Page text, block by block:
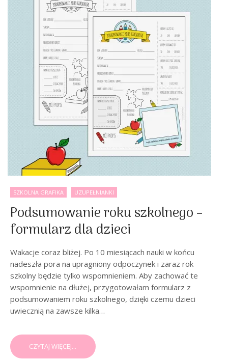
SZKOLNA GRAFIKA UZUPEŁNIANKI
Podsumowanie roku szkolnego –
formularz dla dzieci
Wakacje coraz bliżej. Po 10 miesiącach nauki w końcu
nadeszła pora na upragniony odpoczynek i zaraz rok
szkolny będzie tylko wspomnieniem. Aby zachować te
wspomnienie na dłużej, przygotowałam formularz z
podsumowaniem roku szkolnego, dzięki czemu dzieci
uwiecznią na zawsze kilka…
CZYTAJ WIĘCEJ...